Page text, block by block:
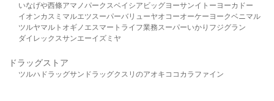
いなげや西條アマノパークスベイシア ビッグヨーサンイトーヨーカドー
イオンカスミ マルエツスーパーバリューヤオコーオーケー ヨークベニマル
ツルヤマルト オギノ エスマート ライフ業務スーパーいかり フジグラン
ダイレックスサンエーイズミヤ
ドラッグストア
ツルハドラッグサンドラッグクスリのアオキ ココカラファイン